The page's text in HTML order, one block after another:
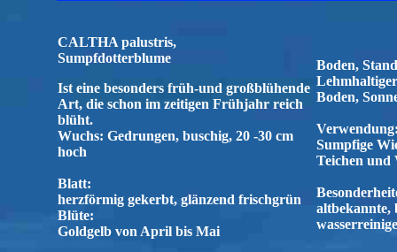
CALTHA palustris,
Sumpfdotterblume
Ist eine besonders früh-und großblühende
Art, die schon im zeitigen Frühjahr reich
blüht.
Wuchs: Gedrungen, buschig, 20 -30 cm
hoch
Blatt:
herzförmig gekerbt, glänzend frischgrün
Blüte:
Goldgelb von April bis Mai
Boden,
Boden,
Sumpfige
Teichen und
altbekannte,